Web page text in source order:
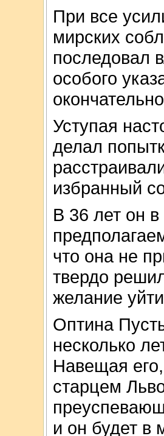
При все
мирских
последовал
особого
Уступая
делал
избранный
В 36 лет он
что она не
твердо
желание
Оптина
несколько
Навещая
старцем
и он будет в